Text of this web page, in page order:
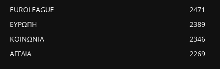
EUROLEAGUE
2471
ΕΥΡΩΠΗ
2389
ΚΟΙΝΩΝΙΑ
2346
ΑΓΓΛΙΑ
2269